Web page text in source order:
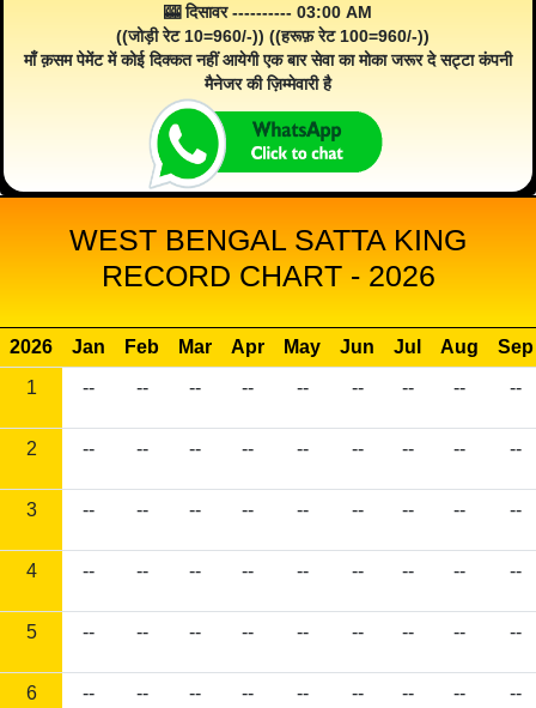
🎰 दिसावर ---------- 03:00 AM
((जोड़ी रेट 10=960/-)) ((हरूफ़ रेट 100=960/-))
माँ क़सम पेमेंट में कोई दिक्कत नहीं आयेगी एक बार सेवा का मोका जरूर दे सट्टा कंपनी
मैनेजर की ज़िम्मेवारी है
WEST BENGAL SATTA KING
RECORD CHART - 2026
2026 Jan Feb Mar Apr May Jun Jul Aug
Sep
1
-- -- -- -- -- -- -- -- --
2 -- -- -- -- -- -- -- -- --
3 -- -- -- -- -- -- -- -- --
4 -- -- -- -- -- -- -- -- --
5 -- -- -- -- -- -- -- -- --
6 -- -- -- -- -- -- -- -- --